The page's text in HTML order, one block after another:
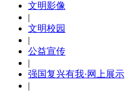
文明影像
|
文明校园
|
公益宣传
|
强国复兴有我·网上展示
|